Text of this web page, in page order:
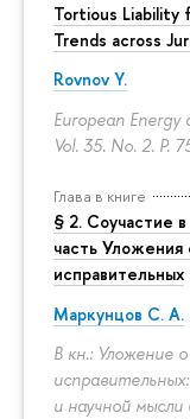
Tortious Liability
Trends across
Rovnov Y.
European Energy
Vol. 35. No. 2. P.
Глава в книге
§ 2. Соучастие
часть Уложения
исправительных
Маркунцов С. А.
В кн.: Уложение
и научной